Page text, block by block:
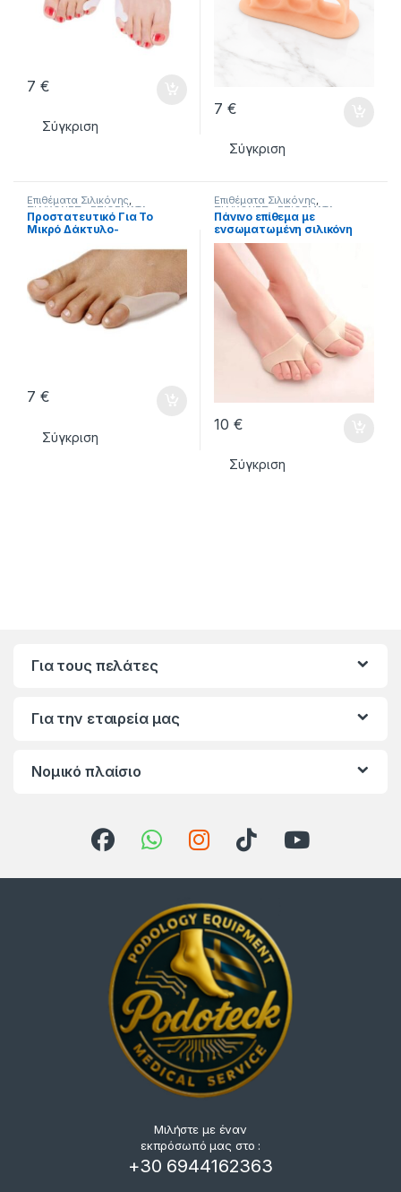
7 €
Σύγκριση
7 €
Σύγκριση
Επιθέματα Σιλικόνης,
ΣΙΛΙΚΟΝΕΣ - ΕΠΙΘΕΜΑΤΑ
Προστατευτικό Για Το
Μικρό Δάκτυλο-
7 €
Σύγκριση
Επιθέματα Σιλικόνης,
ΣΙΛΙΚΟΝΕΣ - ΕΠΙΘΕΜΑΤΑ
Πάνινο επίθεμα με
ενσωματωμένη σιλικόνη
τεμάχια 2 medium
10 €
Σύγκριση
Για τους πελάτες
Για την εταιρεία μας
Νομικό πλαίσιο
Μιλήστε με έναν
εκπρόσωπό μας στο :
+30 6944162363